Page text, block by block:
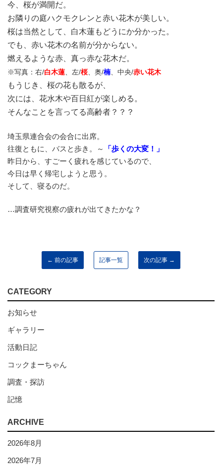
今、桜が満開だ。
お隣りの庭ハクモクレンと赤い花木が美しい。
桜は当然として、白木蓮もどうにか分かった。
でも、赤い花木の名前が分からない。
燃えるような赤、真っ赤な花木だ。
※写真：右/白木蓮、左/桜、奥/楠、中央/赤い花木
もうじき、桜の花も散るが、
次には、花水木や百日紅が楽しめる。
そんなことを言ってる高齢者？？？
埼玉県連合会の会合に出席。
往復ともに、バスと歩き。～
「歩くの大変！」
昨日から、すごーく疲れを感じているので、
今日は早く帰宅しようと思う。
そして、寝るのだ。
…調査研究視察の疲れが出てきたかな？
← 前の記事 記事一覧 次の記事 →
CATEGORY
お知らせ
ギャラリー
活動日記
コックまーちゃん
調査・探訪
記憶
ARCHIVE
2026年8月
2026年7月